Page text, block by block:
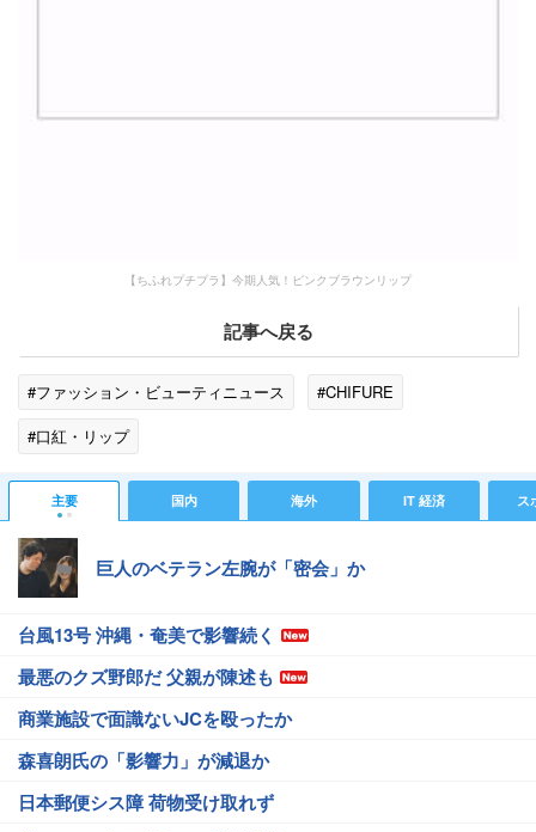
【ちふれプチプラ】今期人気！ピンクブラウンリップ
記事へ戻る
#ファッション・ビューティニュース
#CHIFURE
#口紅・リップ
主要 国内 海外 IT 経済 ス
巨人のベテラン左腕が「密会」か
台風13号 沖縄・奄美で影響続く
最悪のクズ野郎だ 父親が陳述も
商業施設で面識ないJCを殴ったか
森喜朗氏の「影響力」が減退か
日本郵便シス障 荷物受け取れず